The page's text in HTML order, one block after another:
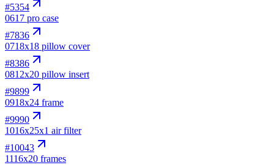
#5354
0617 pro case
#7836
0718x18 pillow cover
#8386
0812x20 pillow insert
#9899
0918x24 frame
#9990
1016x25x1 air filter
#10043
1116x20 frames